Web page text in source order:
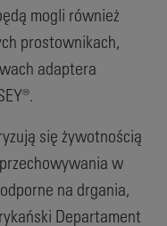
mogli również
prostownikach,
adaptera
się żywotnością
w
na drgania,
Departament